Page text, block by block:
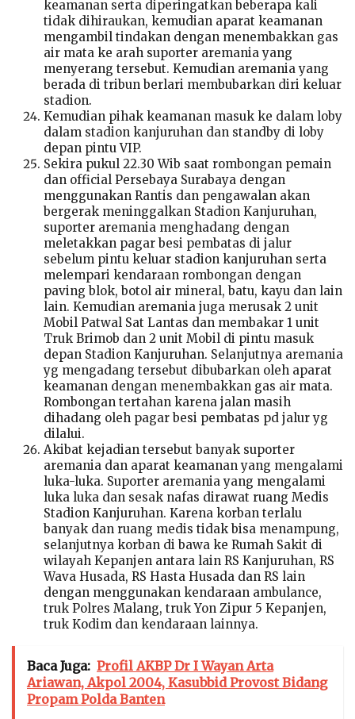
keamanan serta diperingatkan beberapa kali
tidak dihiraukan, kemudian aparat keamanan
mengambil tindakan dengan menembakkan gas
air mata ke arah suporter aremania yang
menyerang tersebut. Kemudian aremania yang
berada di tribun berlari membubarkan diri keluar
stadion.
Kemudian pihak keamanan masuk ke dalam loby
dalam stadion kanjuruhan dan standby di loby
depan pintu VIP.
Sekira pukul 22.30 Wib saat rombongan pemain
dan official Persebaya Surabaya dengan
menggunakan Rantis dan pengawalan akan
bergerak meninggalkan Stadion Kanjuruhan,
suporter aremania menghadang dengan
meletakkan pagar besi pembatas di jalur
sebelum pintu keluar stadion kanjuruhan serta
melempari kendaraan rombongan dengan
paving blok, botol air mineral, batu, kayu dan lain
lain. Kemudian aremania juga merusak 2 unit
Mobil Patwal Sat Lantas dan membakar 1 unit
Truk Brimob dan 2 unit Mobil di pintu masuk
depan Stadion Kanjuruhan. Selanjutnya aremania
yg mengadang tersebut dibubarkan oleh aparat
keamanan dengan menembakkan gas air mata.
Rombongan tertahan karena jalan masih
dihadang oleh pagar besi pembatas pd jalur yg
dilalui.
Akibat kejadian tersebut banyak suporter
aremania dan aparat keamanan yang mengalami
luka-luka. Suporter aremania yang mengalami
luka luka dan sesak nafas dirawat ruang Medis
Stadion Kanjuruhan. Karena korban terlalu
banyak dan ruang medis tidak bisa menampung,
selanjutnya korban di bawa ke Rumah Sakit di
wilayah Kepanjen antara lain RS Kanjuruhan, RS
Wava Husada, RS Hasta Husada dan RS lain
dengan menggunakan kendaraan ambulance,
truk Polres Malang, truk Yon Zipur 5 Kepanjen,
truk Kodim dan kendaraan lainnya.
Baca Juga: Profil AKBP Dr I Wayan Arta
Ariawan, Akpol 2004, Kasubbid Provost Bidang
Propam Polda Banten